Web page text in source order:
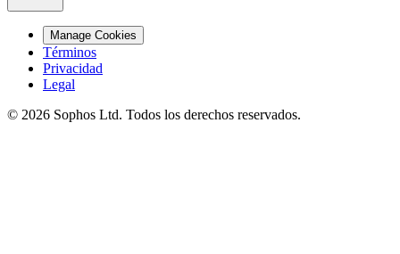
Manage Cookies
Términos
Privacidad
Legal
© 2026 Sophos Ltd. Todos los derechos reservados.